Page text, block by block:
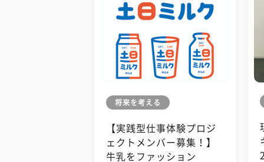
将来を考える
【実践型仕事体験プロジ
ェクトメンバー募集！】
牛乳をファッション